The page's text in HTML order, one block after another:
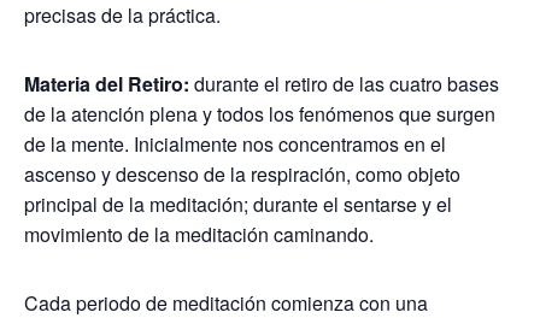
precisas de la práctica.
Materia del Retiro: durante el retiro de las cuatro bases
de la atención plena y todos los fenómenos que surgen
de la mente. Inicialmente nos concentramos en el
ascenso y descenso de la respiración, como objeto
principal de la meditación; durante el sentarse y el
movimiento de la meditación caminando.
Cada periodo de meditación comienza con una